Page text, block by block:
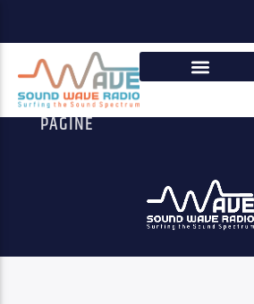
SPIACENTI, NON C’È NULLA QUI
PAGINE